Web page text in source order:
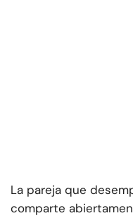
La pareja que
comparte